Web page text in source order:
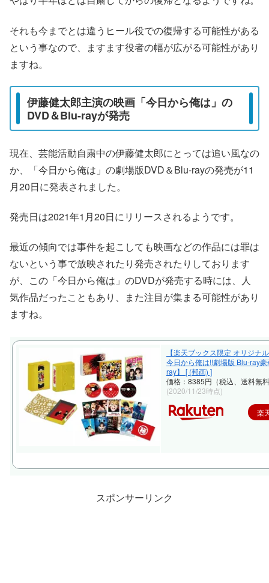
それも今までとは違うヒール役での復帰する可能性がある
という事なので、ますます役者の幅が広がる可能性があり
ますね。
伊藤健太郎主演の映画「今日から俺は」の
DVD＆Blu-rayが発売
現在、芸能活動自粛中の伊藤健太郎にとっては追い風なの
か、「今日から俺は」の劇場版DVD＆Blu-rayの発売が11
月20日に発表されました。
発売日は2021年1月20日にリリースされるようです。
最近の傾向では事件を起こしても映画などの作品には罪は
ないという事で放映されたり発売されたりしております
が、この「今日から俺は」のDVDが発売する時には、人
気作品だったこともあり、また注目が集まる可能性があり
ますね。
【楽天ブックス限定 オリジナ
今日から俺は!!劇場版 Blu-ray
ray】 [ (邦画) ]
価格：8385円（税込、送料無
(2020/11/23時点)
楽
スポンサーリンク